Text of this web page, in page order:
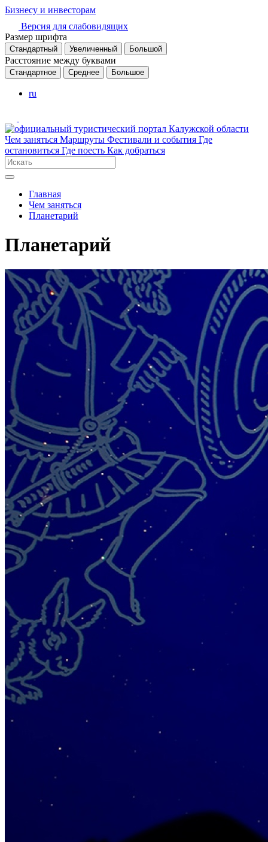
Бизнесу и инвесторам
Версия для слабовидящих
Размер шрифта
Стандартный Увеличенный Большой
Расстояние между буквами
Стандартное Среднее Большое
ru
Чем заняться Маршруты Фестивали и события Где
остановиться Где поесть Как добраться
Главная
Чем заняться
Планетарий
Планетарий